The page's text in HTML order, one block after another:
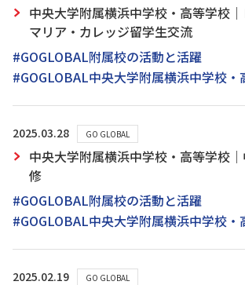
中央大学附属横浜中学校・高等学校｜
マリア・カレッジ留学生交流
#GOGLOBAL附属校の活動と活躍
#GOGLOBAL中央大学附属横浜中学校・
2025.03.28 GO GLOBAL
中央大学附属横浜中学校・高等学校
修
#GOGLOBAL附属校の活動と活躍
#GOGLOBAL中央大学附属横浜中学校・
2025.02.19 GO GLOBAL